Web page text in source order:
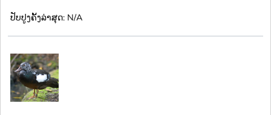
ປັບປູງຄັ້ງລ່າສຸດ: N/A